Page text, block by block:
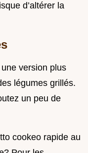
d’altérer la
version plus
légumes grillés.
un peu de
cookeo rapide au